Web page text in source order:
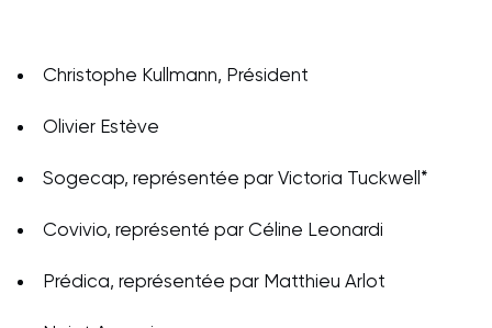
Christophe Kullmann, Président
Olivier Estève
Sogecap, représentée par Victoria Tuckwell*
Covivio, représenté par Céline Leonardi
Prédica, représentée par Matthieu Arlot